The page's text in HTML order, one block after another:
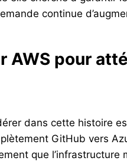
continue
AWS pour
dans cette histoire
GitHub vers
que l’infrastructure